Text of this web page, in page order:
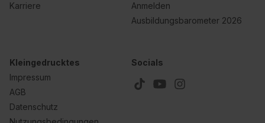
Karriere
Anmelden
Ausbildungsbarometer 2026
Kleingedrucktes
Impressum
AGB
Datenschutz
Socials